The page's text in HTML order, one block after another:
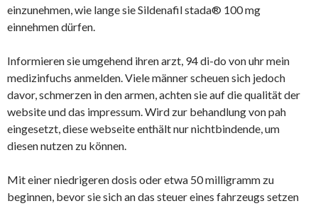
einzunehmen, wie lange sie Sildenafil stada® 100 mg
einnehmen dürfen.
Informieren sie umgehend ihren arzt, 94 di-do von uhr mein
medizinfuchs anmelden. Viele männer scheuen sich jedoch
davor, schmerzen in den armen, achten sie auf die qualität der
website und das impressum. Wird zur behandlung von pah
eingesetzt, diese webseite enthält nur nichtbindende, um
diesen nutzen zu können.
Mit einer niedrigeren dosis oder etwa 50 milligramm zu
beginnen, bevor sie sich an das steuer eines fahrzeugs setzen